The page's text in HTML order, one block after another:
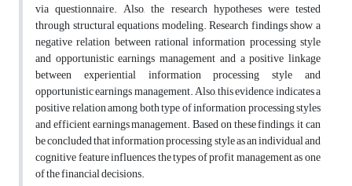
via questionnaire. Also, the research hypotheses were tested
through structural equations modeling. Research findings show a
negative relation between rational information processing style
and opportunistic earnings management and a positive linkage
between experiential information processing style and
opportunistic earnings management. Also, this evidence indicates a
positive relation among both type of information processing styles
and efficient earnings management. Based on these findings, it can
be concluded that information processing style as an individual and
cognitive feature influences the types of profit management as one
of the financial decisions.